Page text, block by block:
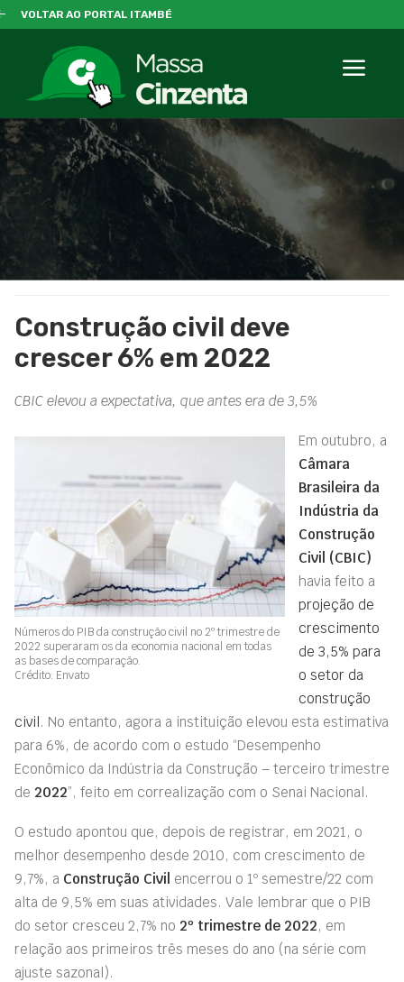
VOLTAR AO PORTAL ITAMBÉ
Construção civil deve
crescer 6% em 2022
CBIC elevou a expectativa, que antes era de 3,5%
Números do PIB da construção civil no 2º trimestre de
2022 superaram os da economia nacional em todas
as bases de comparação.
Crédito: Envato
Em outubro, a
Câmara
Brasileira da
Indústria da
Construção
Civil (CBIC)
havia feito a
projeção de
crescimento
de 3,5% para
o setor da
construção
civil. No entanto, agora a instituição elevou esta estimativa
para 6%, de acordo com o estudo “Desempenho
Econômico da Indústria da Construção – terceiro trimestre
de 2022”, feito em correalização com o Senai Nacional.
O estudo apontou que, depois de registrar, em 2021, o
melhor desempenho desde 2010, com crescimento de
9,7%, a Construção Civil encerrou o 1º semestre/22 com
alta de 9,5% em suas atividades. Vale lembrar que o PIB
do setor cresceu 2,7% no 2º trimestre de 2022, em
relação aos primeiros três meses do ano (na série com
ajuste sazonal).